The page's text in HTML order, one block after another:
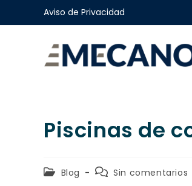
Aviso de Privacidad
Piscinas de
Blog Sin comentarios